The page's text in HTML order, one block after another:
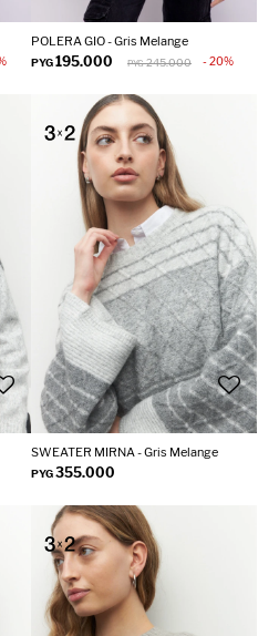
POLERA GIO - Gris Melange
PYG195.000 PYG 245.000 20
SWEATER MIRNA - Gris Melange
PYG355.000